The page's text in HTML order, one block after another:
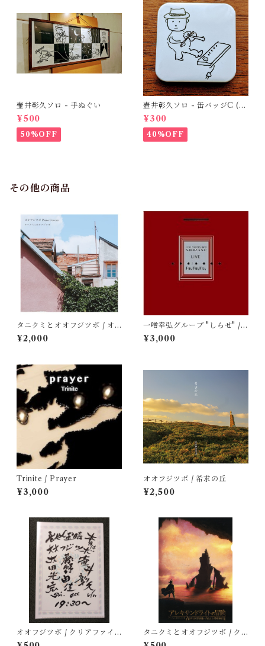
壷井彰久ソロ - 手ぬぐい
¥500
50%OFF
壷井彰久ソロ - 缶バッジC (C
Dジャケット原画)
¥300
40%OFF
その他の商品
タニクミとオオフジツボ / オ
オフジツボ Piano Covers
¥2,000
一噌幸弘グループ "しらせ" /
ふ、ふ、ふ、●一噌幸弘・し
らせLIVE
¥3,000
Trinite / Prayer
¥3,000
オオフジツボ / 希求の丘
¥2,500
オオフジツボ / クリアファイ
ル「音や金時」
タニクミとオオフジツボ / ク
リアファイル「アレキサンド